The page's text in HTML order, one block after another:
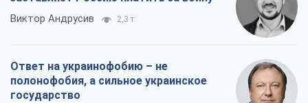
Виктор Андрусив 2,3 т.
Ответ на украинофобию – не
полонофобия, а сильное украинское
государство